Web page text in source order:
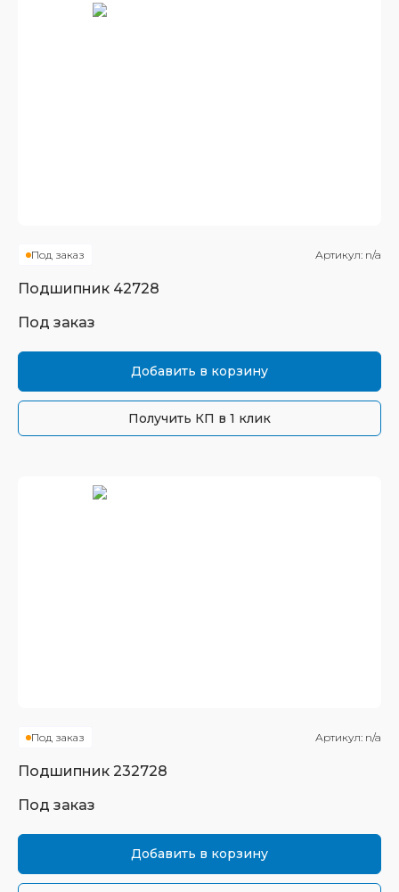
Под заказ Артикул: n/a
Подшипник 42728
Под заказ
Добавить в корзину
Получить КП в 1 клик
Под заказ Артикул: n/a
Подшипник 232728
Под заказ
Добавить в корзину